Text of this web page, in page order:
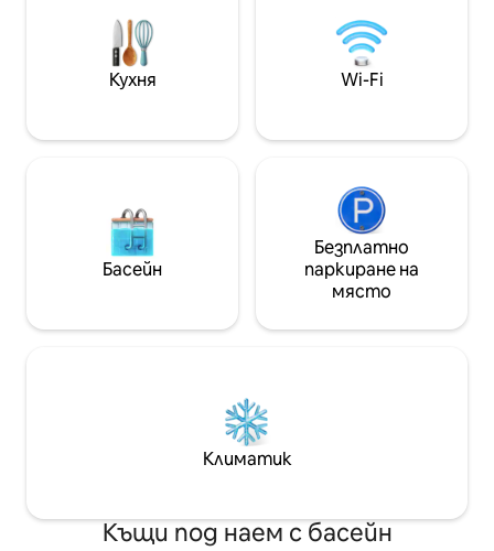
кабелна телевизия ★ Оборудване за
плаж, външен душ и безплатен
паркинг ★ Перфектно романтично
уединение за двойки „Тази прекрасна
★★★★★ Препоръчва се да
перфектен
рамките на
създаден с цел
чувствате
боси, отпийте
най - добрия
Кухня Wi-Fi
Басейн
Безплатно
паркиране на
място
Климатик
Къщи под наем с басейн